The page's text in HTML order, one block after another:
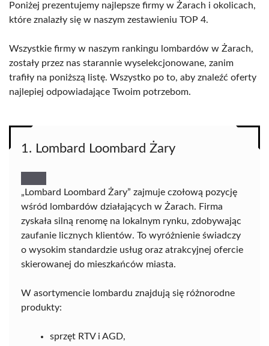
Poniżej prezentujemy najlepsze firmy w Żarach i okolicach,
które znalazły się w naszym zestawieniu TOP 4.
Wszystkie firmy w naszym rankingu lombardów w Żarach,
zostały przez nas starannie wyselekcjonowane, zanim
trafiły na poniższą listę. Wszystko po to, aby znaleźć oferty
najlepiej odpowiadające Twoim potrzebom.
1. Lombard Loombard Żary
„Lombard Loombard Żary” zajmuje czołową pozycję
wśród lombardów działających w Żarach. Firma
zyskała silną renomę na lokalnym rynku, zdobywając
zaufanie licznych klientów. To wyróżnienie świadczy
o wysokim standardzie usług oraz atrakcyjnej ofercie
skierowanej do mieszkańców miasta.
W asortymencie lombardu znajdują się różnorodne
produkty:
sprzęt RTV i AGD,